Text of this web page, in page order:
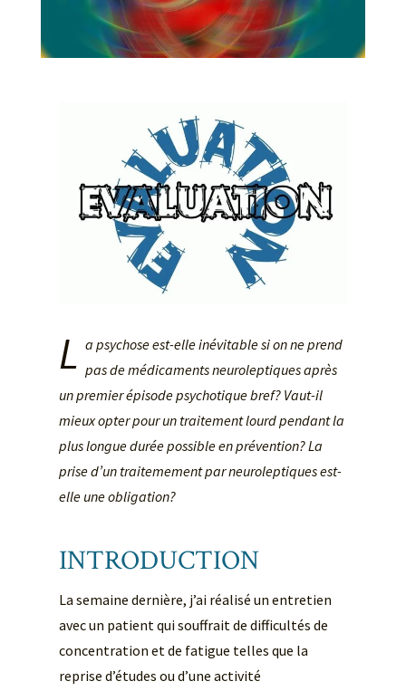
L a psychose est-elle inévitable si on ne prend
pas de médicaments neuroleptiques après
un premier épisode psychotique bref? Vaut-il
mieux opter pour un traitement lourd pendant la
plus longue durée possible en prévention? La
prise d’un traitemement par neuroleptiques est-
elle une obligation?
INTRODUCTION
La semaine dernière, j’ai réalisé un entretien
avec un patient qui souffrait de difficultés de
concentration et de fatigue telles que la
reprise d’études ou d’une activité